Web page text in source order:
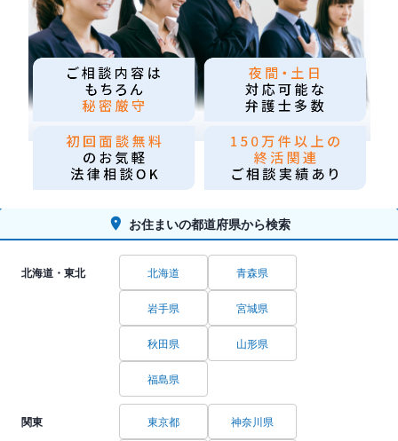
お住まいの都道府県から検索
北海道・東北 北海道 青森県
岩手県 宮城県
秋田県 山形県
福島県
関東 東京都 神奈川県